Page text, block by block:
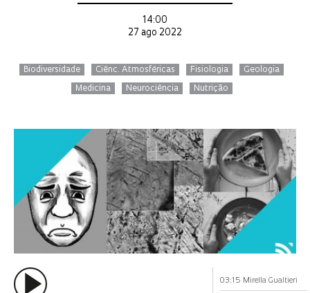
14:00
27 ago 2022
Biodiversidade Ciênc. Atmosféricas Fisiologia Geologia
Medicina Neurociência Nutrição
03:15 Mirella Gualtieri